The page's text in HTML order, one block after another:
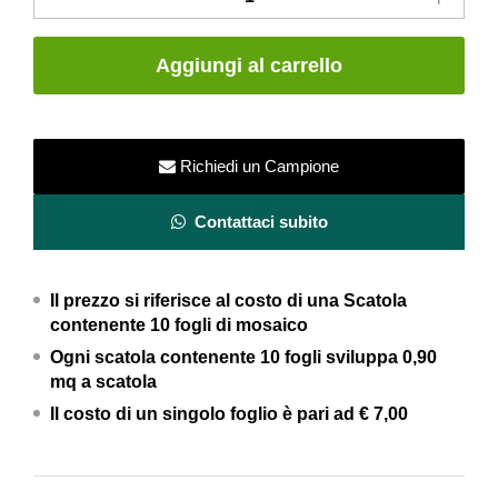
tessere
cm
Gems
Grey
Rustic
–
RAK
Ceramics
Aggiungi al carrello
Richiedi un Campione
Contattaci subito
Il prezzo si riferisce al costo di una Scatola
contenente 10 fogli di mosaico
Ogni scatola contenente 10 fogli sviluppa 0,90
mq a scatola
Il costo di un singolo foglio è pari ad € 7,00